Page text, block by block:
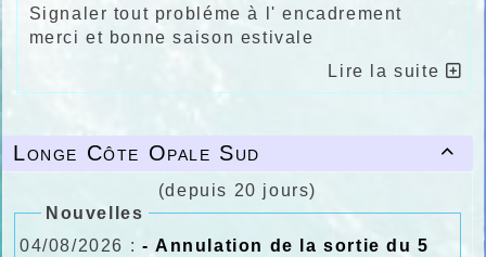

Longe Côte Opale Sud
(depuis 20 jours)
Nouvelles
04/08/2026 : - Annulation de la sortie du 5
Signaler tout probléme à l' encadrement
merci et bonne saison estivale
Lire la suite